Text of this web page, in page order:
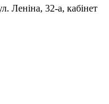
Леніна, 32-а, кабінет